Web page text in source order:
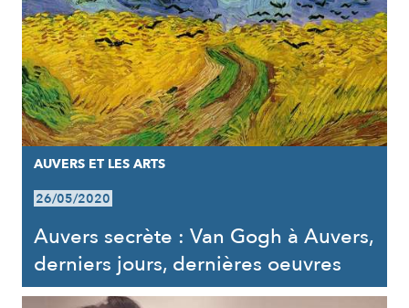
AUVERS ET LES ARTS
26/05/2020
Auvers secrète : Van Gogh à Auvers,
derniers jours, dernières oeuvres